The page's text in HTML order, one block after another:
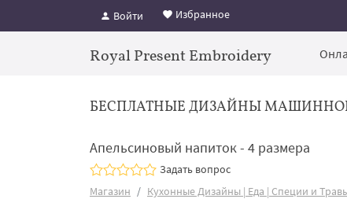
Войти Избранное
Royal Present Embroidery
БЕСПЛАТНЫЕ ДИЗАЙНЫ
Апельсиновый напиток - 4 размера
Задать вопрос
Магазин
Кухонные Дизайны | Еда | Специи и